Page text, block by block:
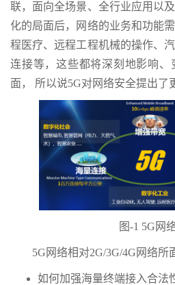
联，面向全场景、全行业应用以
化的局面后，网络的业务和功能
程医疗、远程工程机械的操作、
连接等，这些都将深刻地影响、
面， 所以说5G对网络安全提出了
图-1 5G网
5G网络相对2G/3G/4G网络所
如何加强海量终端接入合法